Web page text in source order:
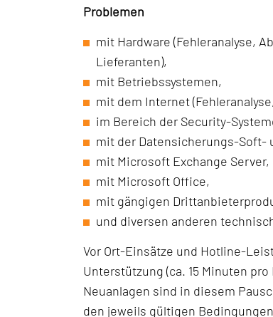
Problemen
mit Hardware (Fehleranalyse,
Lieferanten),
mit Betriebssystemen,
mit dem Internet
im Bereich der Security-
mit der Datensicherungs-Soft-
mit Microsoft Exchange Server,
mit Microsoft Office,
mit gängigen
und diversen anderen
Vor Ort-Einsätze und Hotline-
Unterstützung (ca. 15 Minuten
Neuanlagen sind in diesem
den jeweils gültigen